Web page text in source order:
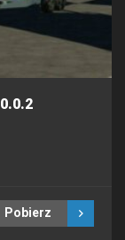
Pobierz